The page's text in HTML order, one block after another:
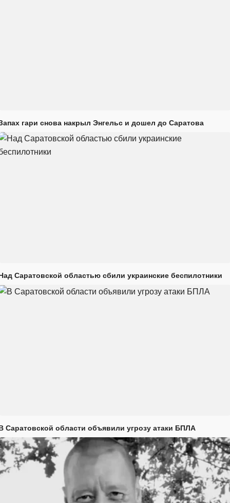
гари снова накрыл Энгельс и дошел до Саратова
Саратовской областью сбили украинские беспилотники
Саратовской области объявили угрозу атаки БПЛА